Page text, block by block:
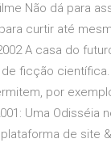
Não dá para
curtir até
A casa do
ficção
por
Uma Odisséia
de site